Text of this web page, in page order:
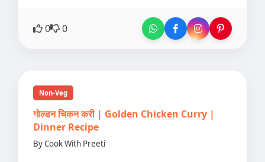
0 0
Non-Veg
गोल्डन चिकन करी | Golden Chicken Curry |
Dinner Recipe
By Cook With Preeti